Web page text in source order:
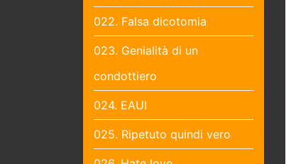
022. Falsa dicotomia
023. Genialità di un
condottiero
024. EAUI
025. Ripetuto quindi vero